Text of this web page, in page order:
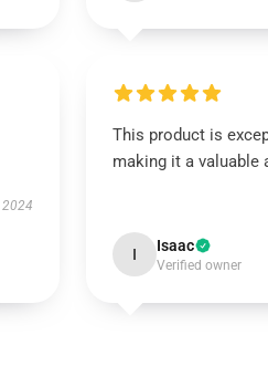
2024
This product is
making it a
I Isaac
Verified owner